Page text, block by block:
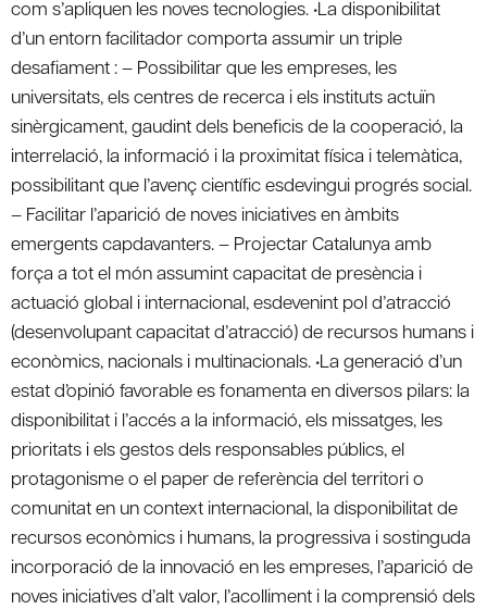
com s’apliquen les noves tecnologies. •La disponibilitat
d’un entorn facilitador comporta assumir un triple
desafiament : – Possibilitar que les empreses, les
universitats, els centres de recerca i els instituts actuïn
sinèrgicament, gaudint dels beneficis de la cooperació, la
interrelació, la informació i la proximitat física i telemàtica,
possibilitant que l’avenç científic esdevingui progrés social.
– Facilitar l’aparició de noves iniciatives en àmbits
emergents capdavanters. – Projectar Catalunya amb
força a tot el món assumint capacitat de presència i
actuació global i internacional, esdevenint pol d’atracció
(desenvolupant capacitat d’atracció) de recursos humans i
econòmics, nacionals i multinacionals. •La generació d’un
estat d’opinió favorable es fonamenta en diversos pilars: la
disponibilitat i l’accés a la informació, els missatges, les
prioritats i els gestos dels responsables públics, el
protagonisme o el paper de referència del territori o
comunitat en un context internacional, la disponibilitat de
recursos econòmics i humans, la progressiva i sostinguda
incorporació de la innovació en les empreses, l’aparició de
noves iniciatives d’alt valor, l’acolliment i la comprensió dels